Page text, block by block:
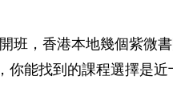
班，香港本地幾個紫微
你能找到的課程選擇是近